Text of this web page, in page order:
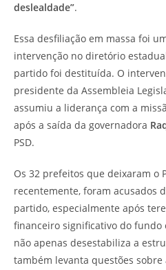
deslealdade”.
Essa desfiliação em massa foi
intervenção no diretório
partido foi destituída. O
presidente da Assembleia
assumiu a liderança com a
após a saída da governadora
PSD.
Os 32 prefeitos que deixaram o
recentemente, foram acusados
partido, especialmente após
financeiro significativo do fundo
não apenas desestabiliza a
também levanta questões sobre